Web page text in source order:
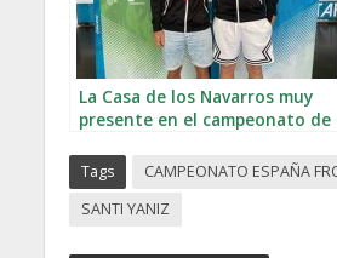
La Casa de los Navarros muy
presente en el campeonato de
Tags
CAMPEONATO ESPAÑA
SANTI YANIZ